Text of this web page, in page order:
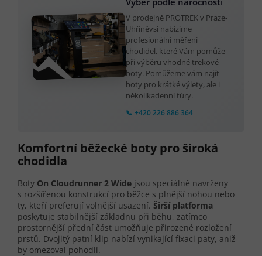
V prodejně PROTREK v Praze-
Uhříněvsi nabízíme
profesionální měření
chodidel, které Vám pomůže
při výběru vhodné trekové
boty. Pomůžeme vám najít
boty pro krátké výlety, ale i
několikadenní túry.
📞 +420 226 886 364
Komfortní běžecké boty pro široká
chodidla
Boty On Cloudrunner 2 Wide jsou speciálně navrženy
s rozšířenou konstrukcí pro běžce s plnější nohou nebo
ty, kteří preferují volnější usazení. Širší platforma
poskytuje stabilnější základnu při běhu, zatímco
prostornější přední část umožňuje přirozené rozložení
prstů. Dvojitý patní klip nabízí vynikající fixaci paty, aniž
by omezoval pohodlí.